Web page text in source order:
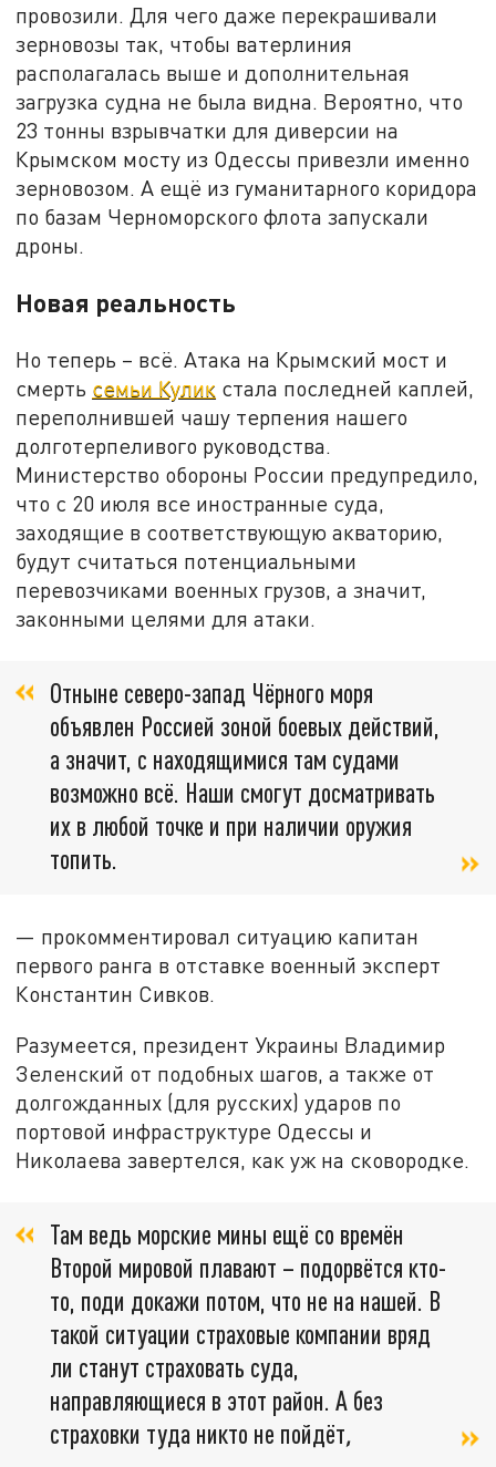
провозили. Для чего даже перекрашивали
зерновозы так, чтобы ватерлиния
располагалась выше и дополнительная
загрузка судна не была видна. Вероятно, что
23 тонны взрывчатки для диверсии на
Крымском мосту из Одессы привезли именно
зерновозом. А ещё из гуманитарного коридора
по базам Черноморского флота запускали
дроны.
Новая реальность
Но теперь – всё. Атака на Крымский мост и
смерть семьи Кулик стала последней каплей,
переполнившей чашу терпения нашего
долготерпеливого руководства.
Министерство обороны России предупредило,
что с 20 июля все иностранные суда,
заходящие в соответствующую акваторию,
будут считаться потенциальными
перевозчиками военных грузов, а значит,
законными целями для атаки.
Отныне северо-запад Чёрного моря
объявлен Россией зоной боевых действий,
а значит, с находящимися там судами
возможно всё. Наши смогут досматривать
их в любой точке и при наличии оружия
топить.
— прокомментировал ситуацию капитан
первого ранга в отставке военный эксперт
Константин Сивков.
Разумеется, президент Украины Владимир
Зеленский от подобных шагов, а также от
долгожданных (для русских) ударов по
портовой инфраструктуре Одессы и
Николаева завертелся, как уж на сковородке.
Там ведь морские мины ещё со времён
Второй мировой плавают – подорвётся кто-
то, поди докажи потом, что не на нашей. В
такой ситуации страховые компании вряд
ли станут страховать суда,
направляющиеся в этот район. А без
страховки туда никто не пойдёт,